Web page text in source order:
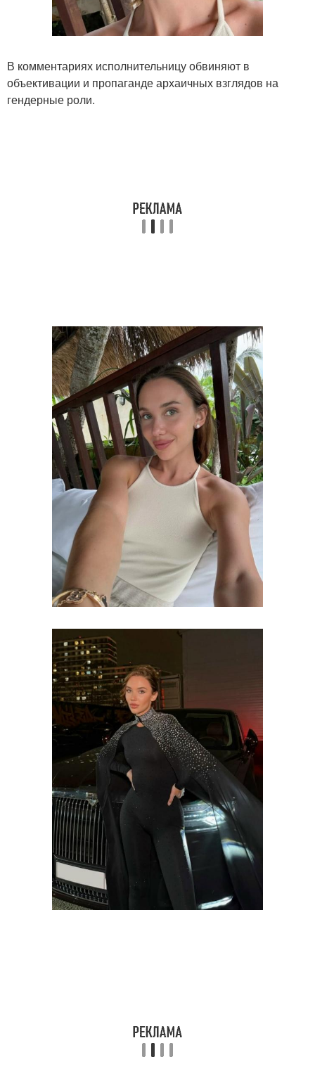
В комментариях исполнительницу обвиняют в
объективации и пропаганде архаичных взглядов на
гендерные роли.